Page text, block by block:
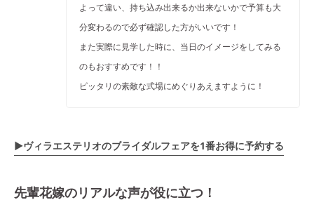
よって違い、持ち込み出来るか出来ないかで予算も大
分変わるので必ず確認した方がいいです！
また実際に見学した時に、当日のイメージをしてみる
のもおすすめです！！
ピッタリの素敵な式場にめぐりあえますように！
▶ヴィラエステリオのブライダルフェアを1番お得に予約する
先輩花嫁のリアルな声が役に立つ！